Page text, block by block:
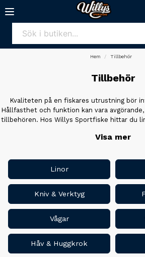
Hem Tillbehör
Tillbehör
Kvaliteten på en fiskares utrustning bör
Hållfasthet och funktion kan vara
tillbehören. Hos Willys Sportfiske hittar du
och Darts.
Visa mer
Linor
Kniv & Verktyg
Vågar
Håv & Huggkrok